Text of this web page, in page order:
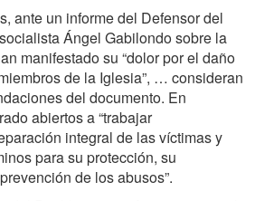
ante un informe del Defensor del
Ángel Gabilondo sobre la
manifestado su “dolor por el daño
de la Iglesia”, … consideran
del documento. En
abiertos a “trabajar
integral de las víctimas y
para su protección, su
de los abusos”.